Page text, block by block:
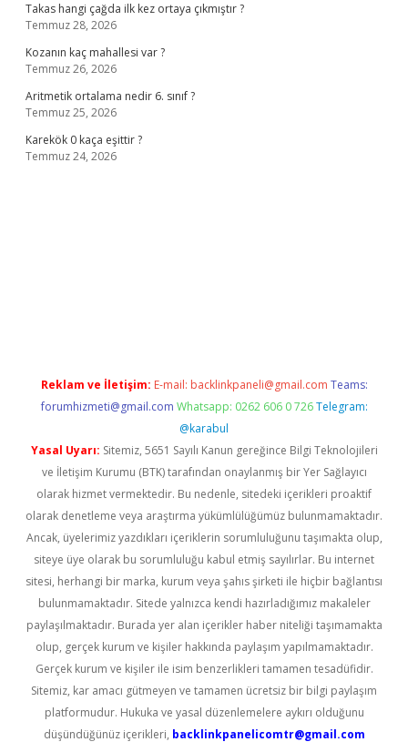
Takas hangi çağda ilk kez ortaya çıkmıştır ?
Temmuz 28, 2026
Kozanın kaç mahallesi var ?
Temmuz 26, 2026
Aritmetik ortalama nedir 6. sınıf ?
Temmuz 25, 2026
Karekök 0 kaça eşittir ?
Temmuz 24, 2026
Reklam ve İletişim: E-mail: backlinkpaneli@gmail.com Teams:
forumhizmeti@gmail.com Whatsapp: 0262 606 0 726 Telegram:
@karabul
Yasal Uyarı: Sitemiz, 5651 Sayılı Kanun gereğince Bilgi Teknolojileri
ve İletişim Kurumu (BTK) tarafından onaylanmış bir Yer Sağlayıcı
olarak hizmet vermektedir. Bu nedenle, sitedeki içerikleri proaktif
olarak denetleme veya araştırma yükümlülüğümüz bulunmamaktadır.
Ancak, üyelerimiz yazdıkları içeriklerin sorumluluğunu taşımakta olup,
siteye üye olarak bu sorumluluğu kabul etmiş sayılırlar. Bu internet
sitesi, herhangi bir marka, kurum veya şahıs şirketi ile hiçbir bağlantısı
bulunmamaktadır. Sitede yalnızca kendi hazırladığımız makaleler
paylaşılmaktadır. Burada yer alan içerikler haber niteliği taşımamakta
olup, gerçek kurum ve kişiler hakkında paylaşım yapılmamaktadır.
Gerçek kurum ve kişiler ile isim benzerlikleri tamamen tesadüfidir.
Sitemiz, kar amacı gütmeyen ve tamamen ücretsiz bir bilgi paylaşım
platformudur. Hukuka ve yasal düzenlemelere aykırı olduğunu
düşündüğünüz içerikleri, backlinkpanelicomtr@gmail.com